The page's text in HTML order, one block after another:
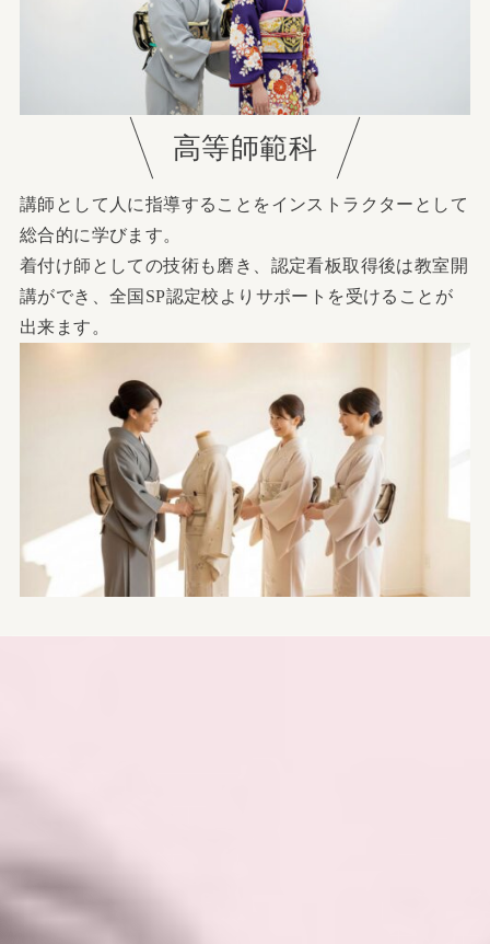
高等師範科
講師として人に指導することをインストラクターとして
総合的に学びます。
着付け師としての技術も磨き、認定看板取得後は教室開
講ができ、全国SP認定校よりサポートを受けることが
出来ます。